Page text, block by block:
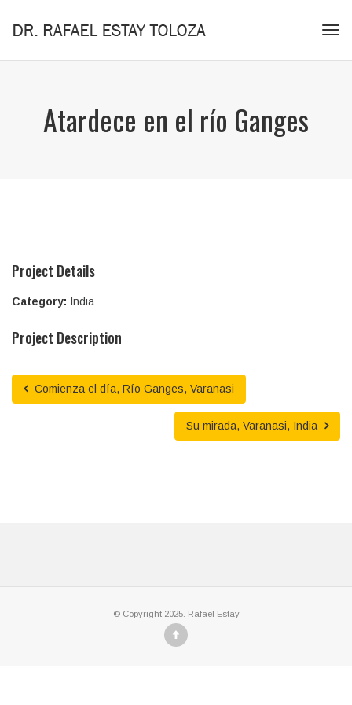
Atardece en el río Ganges
Project Details
Category: India
Project Description
Comienza el día, Río Ganges, Varanasi
Su mirada, Varanasi, India
© Copyright 2025. Rafael Estay